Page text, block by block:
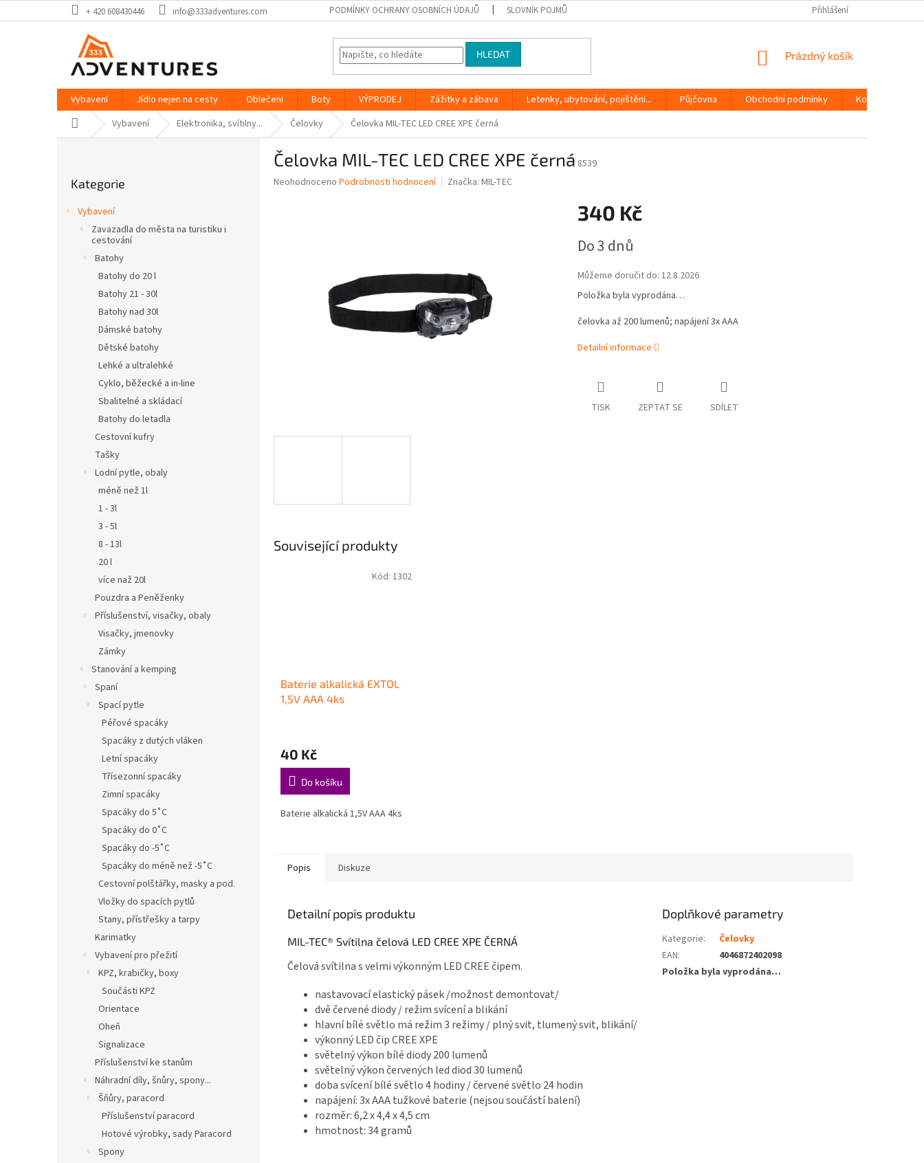
na
+ 420 608430446 info@333adventures.com PODMÍNKY OCHRANY OSOBNÍCH ÚDAJŮ SLOVNÍK POJMŮ Přihlášení
HLEDAT
NÁKUPNÍ
Prázdný košík
Vybavení Jídlo nejen na cesty Oblečení Boty VÝPRODEJ Zážitky a zábava Letenky, ubytování, pojištění... Půjčovna Obchodní podmínky
Kontakty
Domů Vybavení Elektronika, svítilny... Čelovky Čelovka MIL-TEC LED CREE XPE černá
kategorie
Kategorie
Vybavení
Zavazadla do města na turistiku i
cestování
Batohy
Batohy do 20 l
Batohy 21 - 30l
Batohy nad 30l
Dámské batohy
Dětské batohy
Lehké a ultralehké
Cyklo, běžecké a in-line
Sbalitelné a skládací
Batohy do letadla
Cestovní kufry
Tašky
Lodní pytle, obaly
méně než 1l
1 - 3l
3 - 5l
8 - 13l
20 l
více naž 20l
Pouzdra a Peněženky
Příslušenství, visačky, obaly
Visačky, jmenovky
Zámky
Stanování a kemping
Spaní
Spací pytle
Péřové spacáky
Spacáky z dutých vláken
Letní spacáky
Třísezonní spacáky
Zimní spacáky
Spacáky do 5˚C
Spacáky do 0˚C
Spacáky do -5˚C
Spacáky do méně než -5˚C
Cestovní polštářky, masky a pod.
Vložky do spacích pytlů
Stany, přístřešky a tarpy
Karimatky
Vybavení pro přežití
KPZ, krabičky, boxy
Součásti KPZ
Orientace
Oheň
Signalizace
Příslušenství ke stanům
Náhradní díly, šnůry, spony...
Šňůry, paracord
Příslušenství paracord
Hotové výrobky, sady Paracord
Spony
Čelovka MIL-TEC LED CREE XPE černá 8539
Průměrné
Neohodnoceno Podrobnosti hodnocení Značka: MIL-TEC
340 Kč
cena:
Do 3 dnů
Můžeme doručit do: 12.8.2026
Položka byla vyprodána…
čelovka až 200 lumenů; napájení 3x AAA
Detailní informace
TISK ZEPTAT SE SDÍLET
Související produkty
Baterie alkalická EXTOL
1,5V AAA 4ks
40 Kč
Do košíku
Baterie alkalická 1,5V AAA 4ks
Kód: 1302
Popis Diskuze
Detailní popis produktu
MIL-TEC® Svítilna čelová LED CREE XPE ČERNÁ
Čelová svítilna s velmi výkonným LED CREE čipem.
nastavovací elastický pásek /možnost demontovat/
dvě červené diody / režim svícení a blikání
hlavní bílé světlo má režim 3 režimy / plný svit, tlumený svit, blikání/
výkonný LED čip CREE XPE
světelný výkon bílé diody 200 lumenů
světelný výkon červených led diod 30 lumenů
doba svícení bílé světlo 4 hodiny / červené světlo 24 hodin
napájení: 3x AAA tužkové baterie (nejsou součástí balení)
rozměr: 6,2 x 4,4 x 4,5 cm
hmotnost: 34 gramů
Doplňkové parametry
Kategorie:
Čelovky
EAN:
4046872402098
Položka byla vyprodána…